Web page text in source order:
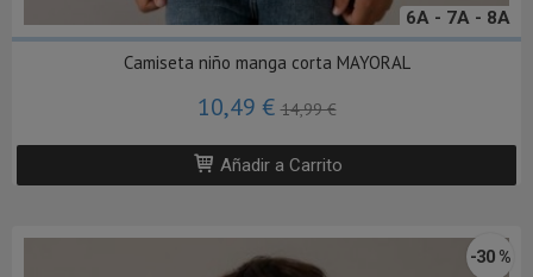
6A - 7A - 8A
Camiseta niño manga corta MAYORAL
10,49 €14,99 €
Añadir a Carrito
-30 %